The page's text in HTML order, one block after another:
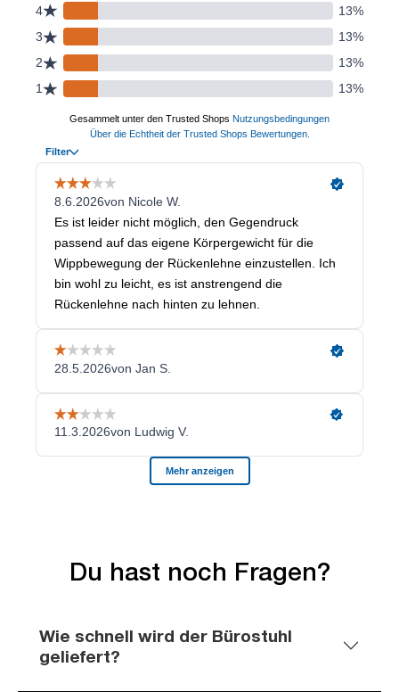
Du hast noch Fragen?
Wie schnell wird der Bürostuhl
geliefert?